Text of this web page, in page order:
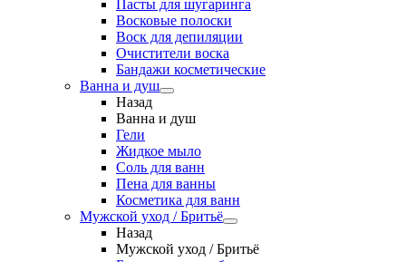
Пасты для шугаринга
Восковые полоски
Воск для депиляции
Очистители воска
Бандажи косметические
Ванна и душ
Назад
Ванна и душ
Гели
Жидкое мыло
Соль для ванн
Пена для ванны
Косметика для ванн
Мужской уход / Бритьё
Назад
Мужской уход / Бритьё